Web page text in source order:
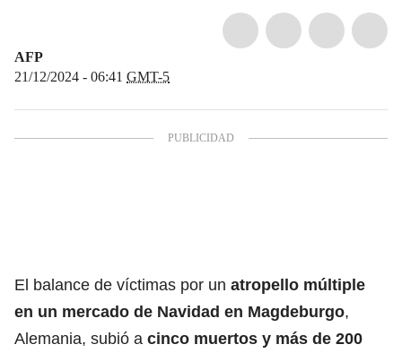
AFP
21/12/2024 - 06:41 GMT-5
El balance de víctimas por un atropello múltiple
en un mercado de Navidad en Magdeburgo,
Alemania, subió a cinco muertos y más de 200